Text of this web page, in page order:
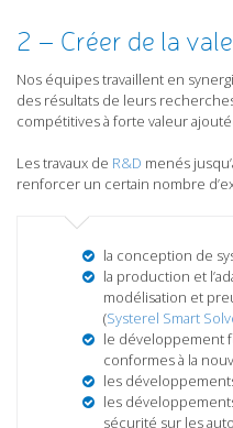
2 – Créer de la
Nos équipes travaillent en
des résultats de leurs
compétitives à forte valeur
Les travaux de R&D menés
renforcer un certain nombre
la conception de
la production et
modélisation et
(Systerel Smart
le développement
conformes à la
les
les
sécurité sur les